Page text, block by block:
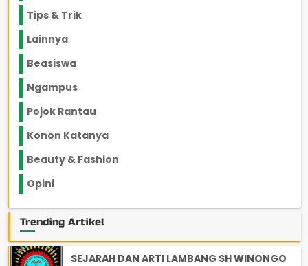
Tips & Trik
Lainnya
Beasiswa
Ngampus
Pojok Rantau
Konon Katanya
Beauty & Fashion
Opini
Trending Artikel
SEJARAH DAN ARTI LAMBANG SH WINONGO